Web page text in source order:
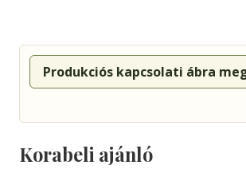
Produkciós kapcsolati ábra
Korabeli ajánló